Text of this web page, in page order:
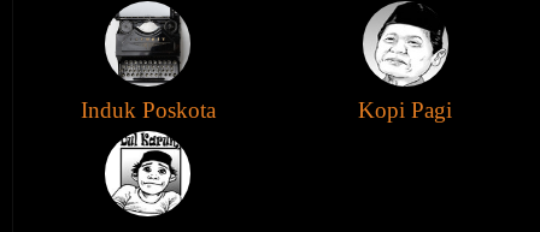
Induk Poskota Kopi Pagi